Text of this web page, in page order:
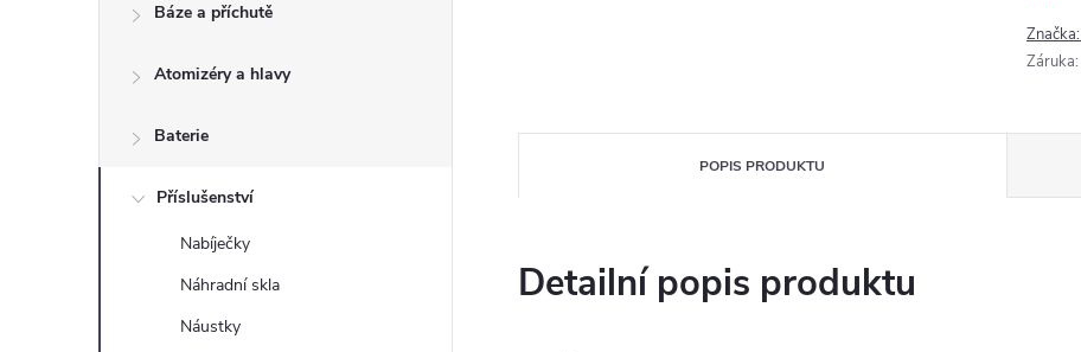
e
Báze a příchutě
Atomizéry a hlavy
Baterie
Příslušenství
Nabíječky
Náhradní skla
Náustky
Značka:
Záruka:
POPIS PRODUKTU
Detailní popis produktu